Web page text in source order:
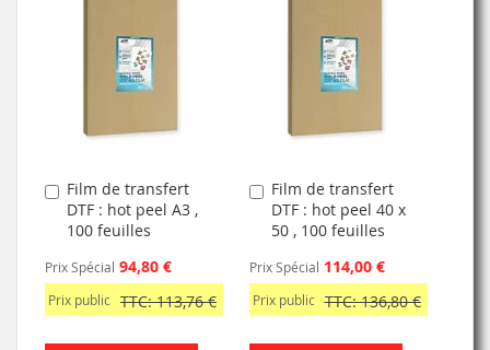
Film de transfert
DTF : hot peel A3 ,
100 feuilles
Prix Spécial 94,80 €
Prix public TTC: 113,76 €
Ajouter
au
panier
Film de transfert
DTF : hot peel 40 x
50 , 100 feuilles
Prix Spécial 114,00 €
Prix public TTC: 136,80 €
Ajouter
au
panier